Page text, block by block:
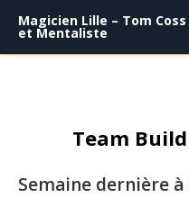
Magicien Lille – Tom
et Mentaliste
Team
Semaine dernière à